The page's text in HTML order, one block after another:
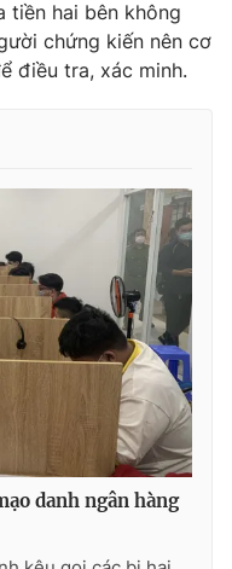
897
không có sự chấp
khi phát hành lại
tiền hai bên không
chứng kiến nên cơ
điều tra, xác minh.
danh ngân hàng